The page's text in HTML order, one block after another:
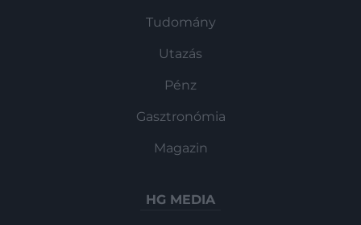
Tudomány
Utazás
Pénz
Gasztronómia
Magazin
HG MEDIA